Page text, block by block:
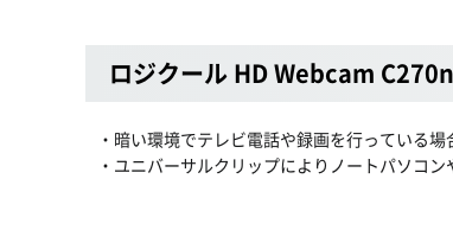
ロジクール HD Webcam
・暗い環境でテレビ電話や録画を行っている
・ユニバーサルクリップによりノートパソコ